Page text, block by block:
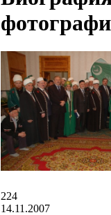
224
14.11.2007